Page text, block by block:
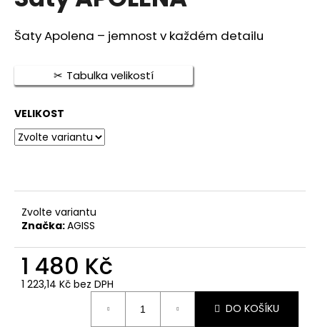
z
5
Šaty Apolena – jemnost v každém detailu
Tabulka velikostí
VELIKOST
Zvolte variantu
Značka:AGISS
1 480 Kč
1 223,14 Kč bez DPH
DO KOŠÍKU
j
?
D
o
p
o